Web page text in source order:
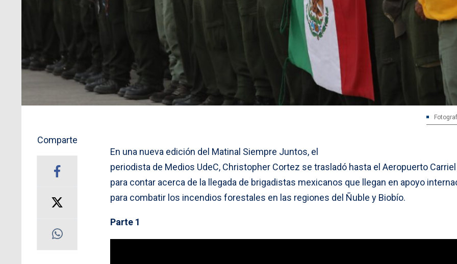
Comparte
En una nueva edición del Matinal Siempre Juntos, el
periodista de Medios UdeC, Christopher Cortez se trasladó hasta el Aeropuerto
para contar acerca de la llegada de brigadistas mexicanos que llegan en apoyo
para combatir los incendios forestales en las regiones del Ñuble y Biobío.
Parte 1